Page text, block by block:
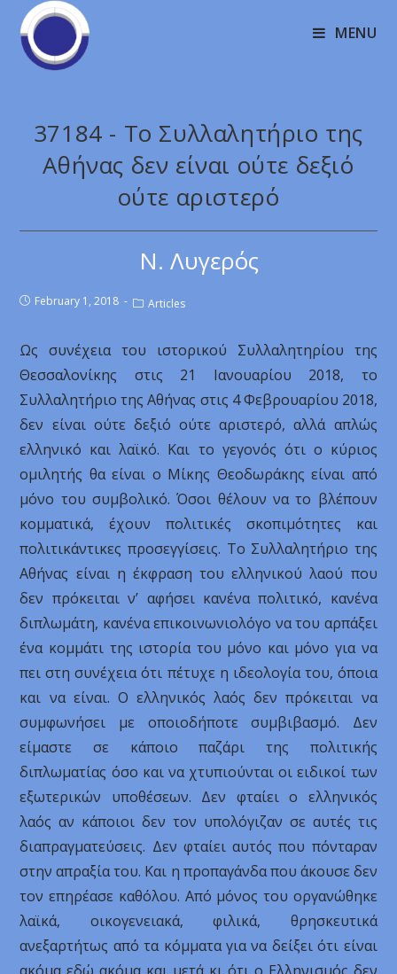
MENU
37184 - Το Συλλαλητήριο της
Αθήνας δεν είναι ούτε δεξιό
ούτε αριστερό
Ν. Λυγερός
February 1, 2018 Articles
Ως συνέχεια του ιστορικού Συλλαλητηρίου της
Θεσσαλονίκης στις 21 Ιανουαρίου 2018, το
Συλλαλητήριο της Αθήνας στις 4 Φεβρουαρίου 2018,
δεν είναι ούτε δεξιό ούτε αριστερό, αλλά απλώς
ελληνικό και λαϊκό. Και το γεγονός ότι ο κύριος
ομιλητής θα είναι ο Μίκης Θεοδωράκης είναι από
μόνο του συμβολικό. Όσοι θέλουν να το βλέπουν
κομματικά, έχουν πολιτικές σκοπιμότητες και
πολιτικάντικες προσεγγίσεις. Το Συλλαλητήριο της
Αθήνας είναι η έκφραση του ελληνικού λαού που
δεν πρόκειται ν’ αφήσει κανένα πολιτικό, κανένα
διπλωμάτη, κανένα επικοινωνιολόγο να του αρπάξει
ένα κομμάτι της ιστορία του μόνο και μόνο για να
πει στη συνέχεια ότι πέτυχε η ιδεολογία του, όποια
και να είναι. Ο ελληνικός λαός δεν πρόκειται να
συμφωνήσει με οποιοδήποτε συμβιβασμό. Δεν
είμαστε σε κάποιο παζάρι της πολιτικής
διπλωματίας όσο και να χτυπιούνται οι ειδικοί των
εξωτερικών υποθέσεων. Δεν φταίει ο ελληνικός
λαός αν κάποιοι δεν τον υπολόγιζαν σε αυτές τις
διαπραγματεύσεις. Δεν φταίει αυτός που πόνταραν
στην απραξία του. Και η προπαγάνδα που άκουσε δεν
τον επηρέασε καθόλου. Από μόνος του οργανώθηκε
λαϊκά, οικογενειακά, φιλικά, θρησκευτικά
ανεξαρτήτως από τα κόμματα για να δείξει ότι είναι